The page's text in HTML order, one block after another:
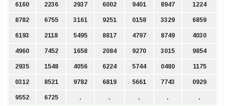
6160 2236 2937 6002 9401 8947 1224
8782 6755 3161 9251 0158 3329 6859
6193 2118 5495 8817 4797 8749 4030
4960 7452 1658 2084 9270 3015 9854
2935 1548 4056 6224 5744 0480 1175
0312 8521 9782 6819 5661 7743 0929
9552 6725 . . . . .